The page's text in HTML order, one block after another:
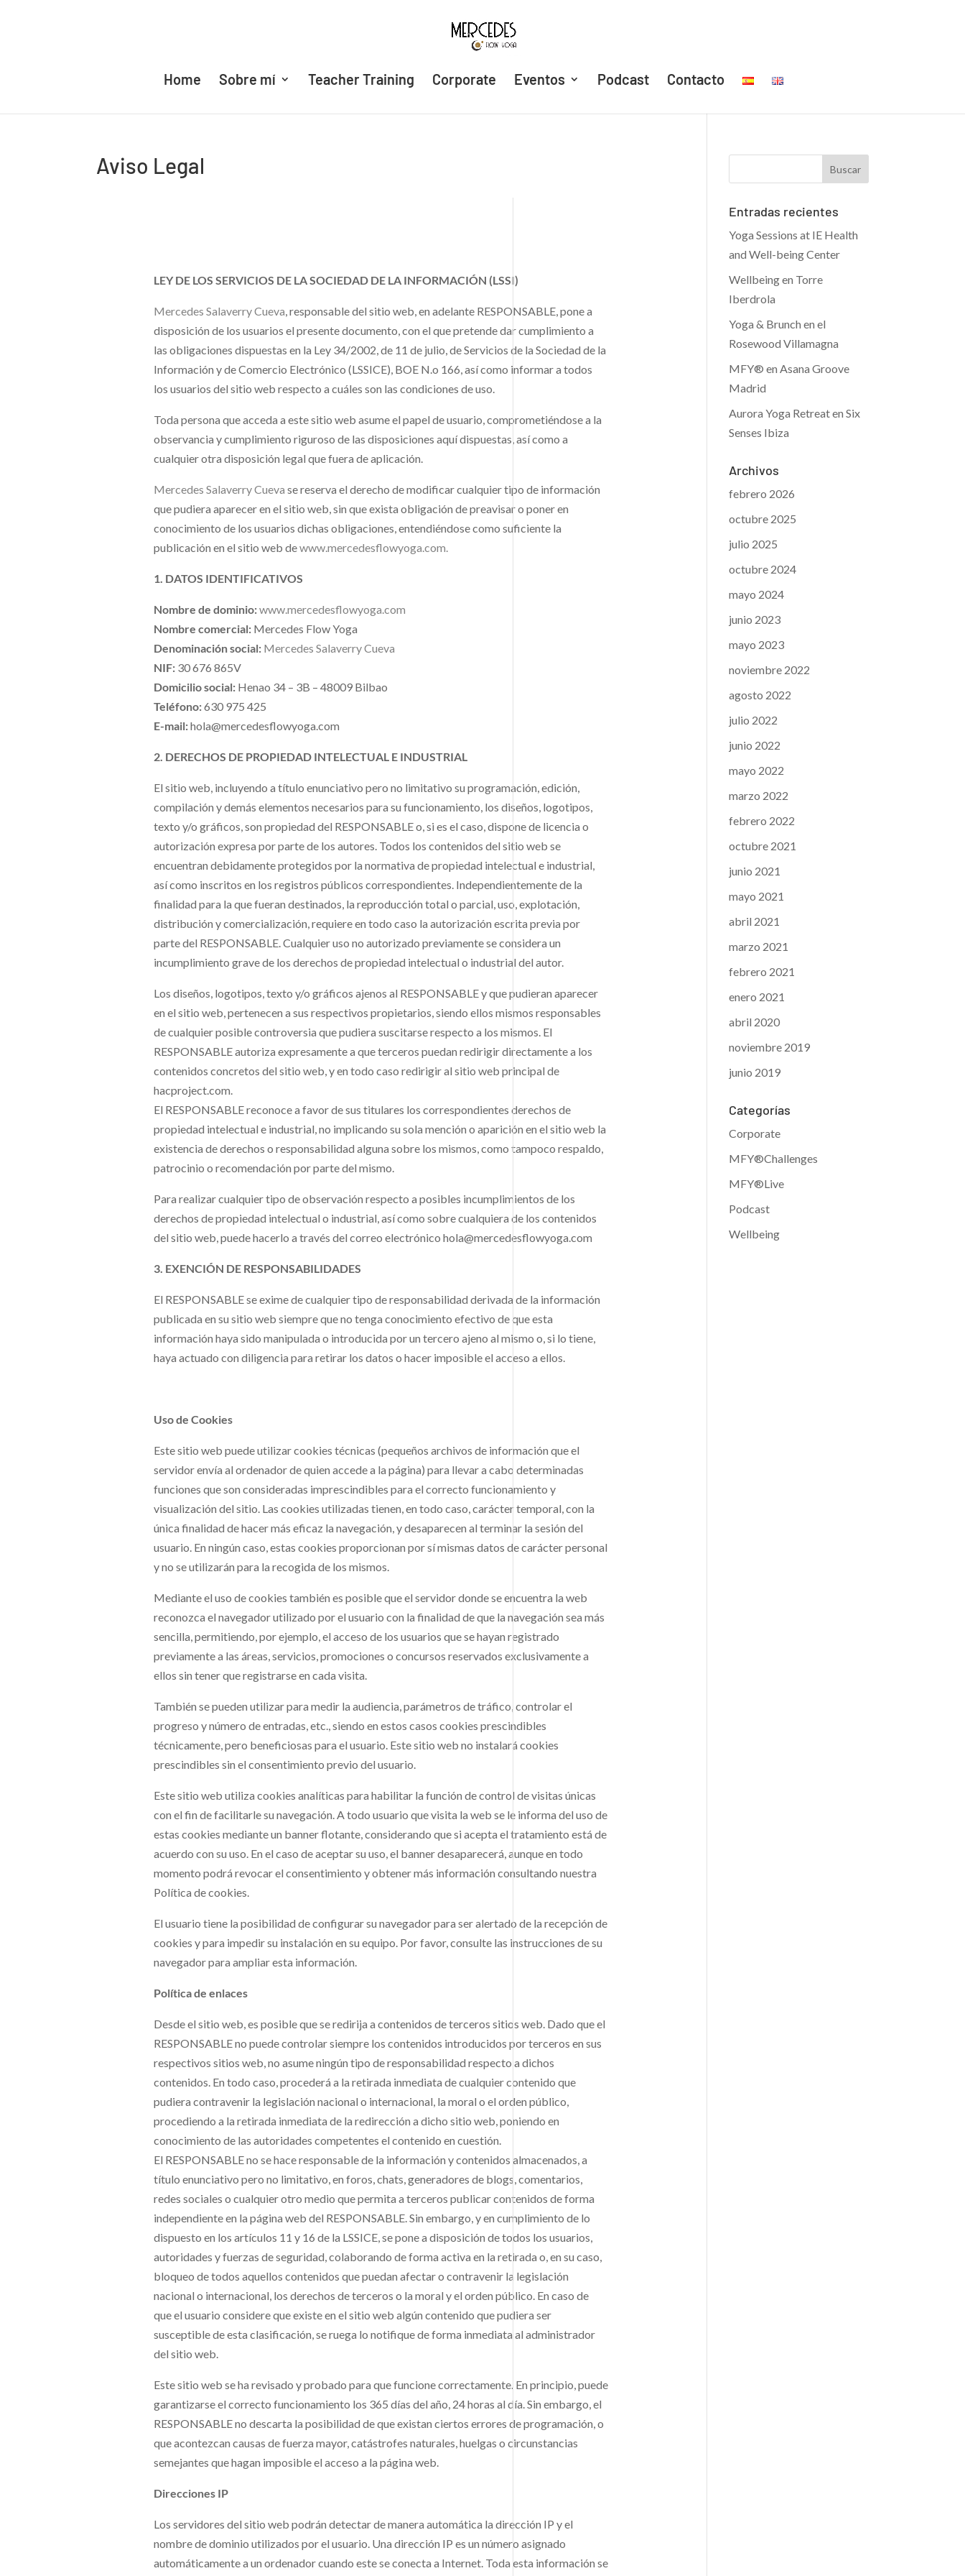
Home Sobre mí Teacher Training Corporate Eventos Podcast Contacto
Aviso Legal
LEY DE LOS SERVICIOS DE LA SOCIEDAD DE LA INFORMACIÓN (LSSI)
Mercedes Salaverry Cueva, responsable del sitio web, en adelante RESPONSABLE, pone a
disposición de los usuarios el presente documento, con el que pretende dar cumplimiento a
las obligaciones dispuestas en la Ley 34/2002, de 11 de julio, de Servicios de la Sociedad de la
Información y de Comercio Electrónico (LSSICE), BOE N.o 166, así como informar a todos
los usuarios del sitio web respecto a cuáles son las condiciones de uso.
Toda persona que acceda a este sitio web asume el papel de usuario, comprometiéndose a la
observancia y cumplimiento riguroso de las disposiciones aquí dispuestas, así como a
cualquier otra disposición legal que fuera de aplicación.
Mercedes Salaverry Cueva se reserva el derecho de modificar cualquier tipo de información
que pudiera aparecer en el sitio web, sin que exista obligación de preavisar o poner en
conocimiento de los usuarios dichas obligaciones, entendiéndose como suficiente la
publicación en el sitio web dewww.mercedesflowyoga.com.
1. DATOS IDENTIFICATIVOS
Nombre de dominio:www.mercedesflowyoga.com
Nombre comercial:Mercedes Flow Yoga
Denominación social: Mercedes Salaverry Cueva
NIF:30 676 865V
Domicilio social:Henao 34 – 3B – 48009 Bilbao
Teléfono:630 975 425
E-mail:hola@mercedesflowyoga.com
2. DERECHOS DE PROPIEDAD INTELECTUAL E INDUSTRIAL
El sitio web, incluyendo a título enunciativo pero no limitativo su programación, edición,
compilación y demás elementos necesarios para su funcionamiento, los diseños, logotipos,
texto y/o gráficos, son propiedad del RESPONSABLE o, si es el caso, dispone de licencia o
autorización expresa por parte de los autores. Todos los contenidos del sitio web se
encuentran debidamente protegidos por la normativa de propiedad intelectual e industrial,
así como inscritos en los registros públicos correspondientes. Independientemente de la
finalidad para la que fueran destinados, la reproducción total o parcial, uso, explotación,
distribución y comercialización, requiere en todo caso la autorización escrita previa por
parte del RESPONSABLE. Cualquier uso no autorizado previamente se considera un
incumplimiento grave de los derechos de propiedad intelectual o industrial del autor.
Los diseños, logotipos, texto y/o gráficos ajenos al RESPONSABLE y que pudieran aparecer
en el sitio web, pertenecen a sus respectivos propietarios, siendo ellos mismos responsables
de cualquier posible controversia que pudiera suscitarse respecto a los mismos. El
RESPONSABLE autoriza expresamente a que terceros puedan redirigir directamente a los
contenidos concretos del sitio web, y en todo caso redirigir al sitio web principal de
hacproject.com.
El RESPONSABLE reconoce a favor de sus titulares los correspondientes derechos de
propiedad intelectual e industrial, no implicando su sola mención o aparición en el sitio web la
existencia de derechos o responsabilidad alguna sobre los mismos, como tampoco respaldo,
patrocinio o recomendación por parte del mismo.
Para realizar cualquier tipo de observación respecto a posibles incumplimientos de los
derechos de propiedad intelectual o industrial, así como sobre cualquiera de los contenidos
del sitio web, puede hacerlo a través del correo electrónico hola@mercedesflowyoga.com
3. EXENCIÓN DE RESPONSABILIDADES
El RESPONSABLE se exime de cualquier tipo de responsabilidad derivada de la información
publicada en su sitio web siempre que no tenga conocimiento efectivo de que esta
información haya sido manipulada o introducida por un tercero ajeno al mismo o, si lo tiene,
haya actuado con diligencia para retirar los datos o hacer imposible el acceso a ellos.
Uso de Cookies
Este sitio web puede utilizar cookies técnicas (pequeños archivos de información que el
servidor envía al ordenador de quien accede a la página) para llevar a cabo determinadas
funciones que son consideradas imprescindibles para el correcto funcionamiento y
visualización del sitio. Las cookies utilizadas tienen, en todo caso, carácter temporal, con la
única finalidad de hacer más eficaz la navegación, y desaparecen al terminar la sesión del
usuario. En ningún caso, estas cookies proporcionan por sí mismas datos de carácter personal
y no se utilizarán para la recogida de los mismos.
Mediante el uso de cookies también es posible que el servidor donde se encuentra la web
reconozca el navegador utilizado por el usuario con la finalidad de que la navegación sea más
sencilla, permitiendo, por ejemplo, el acceso de los usuarios que se hayan registrado
previamente a las áreas, servicios, promociones o concursos reservados exclusivamente a
ellos sin tener que registrarse en cada visita.
También se pueden utilizar para medir la audiencia, parámetros de tráfico, controlar el
progreso y número de entradas, etc., siendo en estos casos cookies prescindibles
técnicamente, pero beneficiosas para el usuario. Este sitio web no instalará cookies
prescindibles sin el consentimiento previo del usuario.
Este sitio web utiliza cookies analíticas para habilitar la función de control de visitas únicas
con el fin de facilitarle su navegación. A todo usuario que visita la web se le informa del uso de
estas cookies mediante un banner flotante, considerando que si acepta el tratamiento está de
acuerdo con su uso. En el caso de aceptar su uso, el banner desaparecerá, aunque en todo
momento podrá revocar el consentimiento y obtener más información consultando nuestra
Política de cookies.
El usuario tiene la posibilidad de configurar su navegador para ser alertado de la recepción de
cookies y para impedir su instalación en su equipo. Por favor, consulte las instrucciones de su
navegador para ampliar esta información.
Política de enlaces
Desde el sitio web, es posible que se redirija a contenidos de terceros sitios web. Dado que el
RESPONSABLE no puede controlar siempre los contenidos introducidos por terceros en sus
respectivos sitios web, no asume ningún tipo de responsabilidad respecto a dichos
contenidos. En todo caso, procederá a la retirada inmediata de cualquier contenido que
pudiera contravenir la legislación nacional o internacional, la moral o el orden público,
procediendo a la retirada inmediata de la redirección a dicho sitio web, poniendo en
conocimiento de las autoridades competentes el contenido en cuestión.
El RESPONSABLE no se hace responsable de la información y contenidos almacenados, a
título enunciativo pero no limitativo, en foros, chats, generadores de blogs, comentarios,
redes sociales o cualquier otro medio que permita a terceros publicar contenidos de forma
independiente en la página web del RESPONSABLE. Sin embargo, y en cumplimiento de lo
dispuesto en los artículos 11 y 16 de la LSSICE, se pone a disposición de todos los usuarios,
autoridades y fuerzas de seguridad, colaborando de forma activa en la retirada o, en su caso,
bloqueo de todos aquellos contenidos que puedan afectar o contravenir la legislación
nacional o internacional, los derechos de terceros o la moral y el orden público. En caso de
que el usuario considere que existe en el sitio web algún contenido que pudiera ser
susceptible de esta clasificación, se ruega lo notifique de forma inmediata al administrador
del sitio web.
Este sitio web se ha revisado y probado para que funcione correctamente. En principio, puede
garantizarse el correcto funcionamiento los 365 días del año, 24 horas al día. Sin embargo, el
RESPONSABLE no descarta la posibilidad de que existan ciertos errores de programación, o
que acontezcan causas de fuerza mayor, catástrofes naturales, huelgas o circunstancias
semejantes que hagan imposible el acceso a la página web.
Direcciones IP
Los servidores del sitio web podrán detectar de manera automática la dirección IP y el
nombre de dominio utilizados por el usuario. Una dirección IP es un número asignado
automáticamente a un ordenador cuando este se conecta a Internet. Toda esta información se
Entradas recientes
Yoga Sessions at IE Health
and Well-being Center
Wellbeing en Torre
Iberdrola
Yoga & Brunch en el
Rosewood Villamagna
MFY® en Asana Groove
Madrid
Aurora Yoga Retreat en Six
Senses Ibiza
Archivos
febrero 2026
octubre 2025
julio 2025
octubre 2024
mayo 2024
junio 2023
mayo 2023
noviembre 2022
agosto 2022
julio 2022
junio 2022
mayo 2022
marzo 2022
febrero 2022
octubre 2021
junio 2021
mayo 2021
abril 2021
marzo 2021
febrero 2021
enero 2021
abril 2020
noviembre 2019
junio 2019
Categorías
Corporate
MFY®Challenges
MFY®Live
Podcast
Wellbeing